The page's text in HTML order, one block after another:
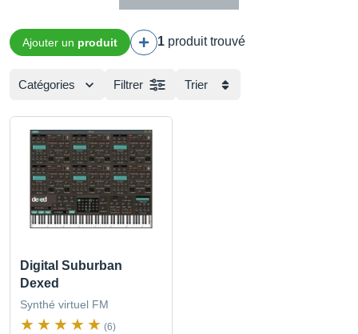
Ajouter un produit 1 produit trouvé
Catégories Filtrer Trier
Digital Suburban
Dexed
Synthé virtuel FM
(6)